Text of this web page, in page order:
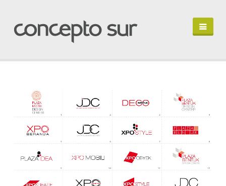
HABLEMOS
IN ENGLISH